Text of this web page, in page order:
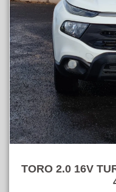
TORO 2.0 16V